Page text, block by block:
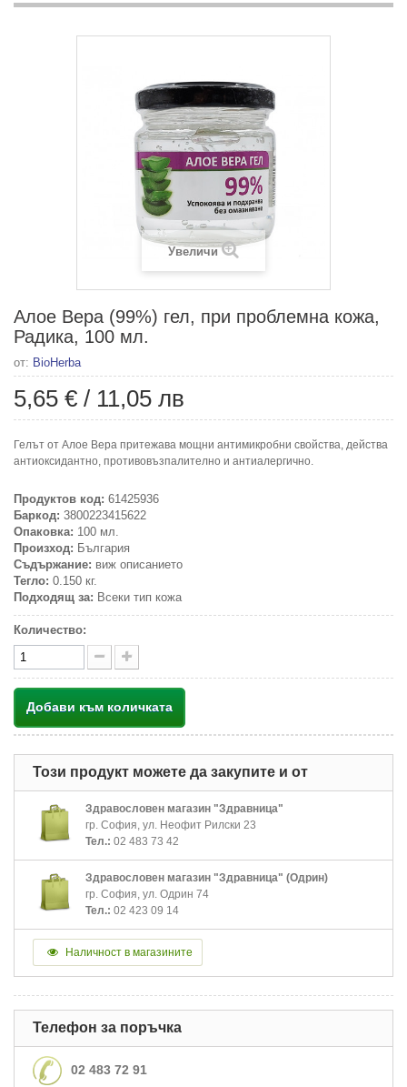
Увеличи
Алое Вера (99%) гел, при проблемна кожа,
Радика, 100 мл.
от: BioHerba
5,65 € / 11,05 лв
Гелът от Алое Вера притежава мощни антимикробни свойства, действа
антиоксидантно, противовъзпалително и антиалергично.
Продуктов код: 61425936
Баркод: 3800223415622
Опаковка: 100 мл.
Произход: България
Съдържание: виж описанието
Тегло: 0.150 кг.
Подходящ за: Всеки тип кожа
Количество:
Добави към количката
Този продукт можете да закупите и от
Здравословен магазин "Здравница"
гр. София, ул. Неофит Рилски 23
Тел.: 02 483 73 42
Здравословен магазин "Здравница" (Одрин)
гр. София, ул. Одрин 74
Тел.: 02 423 09 14
Наличност в магазините
Телефон за поръчка
02 483 72 91